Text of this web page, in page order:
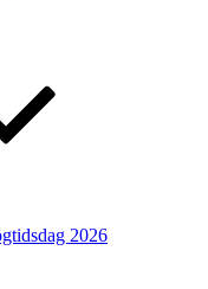
2026